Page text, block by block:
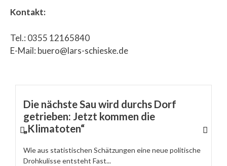
Kontakt:
Tel.: 0355 12165840
E-Mail: buero@lars-schieske.de
Die nächste Sau wird durchs Dorf
getrieben: Jetzt kommen die
„Klimatoten“
Wie aus statistischen Schätzungen eine neue politische
Drohkulisse entsteht Fast...